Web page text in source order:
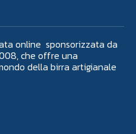
online sponsorizzata da
che offre una
della birra artigianale